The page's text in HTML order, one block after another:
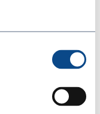
para zonas